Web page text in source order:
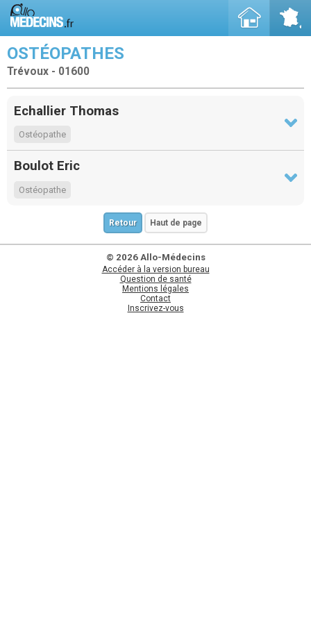
OSTÉOPATHES
Trévoux - 01600
Echallier Thomas
Ostéopathe
Boulot Eric
Ostéopathe
Retour Haut de page
© 2026 Allo-Médecins
Accéder à la version bureau
Question de santé
Mentions légales
Contact
Inscrivez-vous